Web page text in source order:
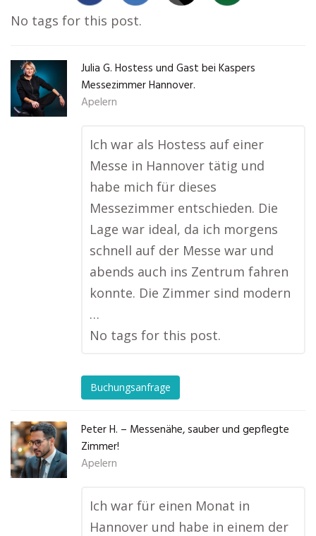
No tags for this post.
Julia G. Hostess und Gast bei Kaspers
Messezimmer Hannover.
Apelern
Ich war als Hostess auf einer
Messe in Hannover tätig und
habe mich für dieses
Messezimmer entschieden. Die
Lage war ideal, da ich morgens
schnell auf der Messe war und
abends auch ins Zentrum fahren
konnte. Die Zimmer sind modern
…
No tags for this post.
Buchungsanfrage
Peter H. – Messenähe, sauber und gepflegte
Zimmer!
Apelern
Ich war für einen Monat in
Hannover und habe in einem der